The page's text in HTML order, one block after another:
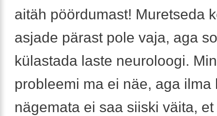
aitäh pöördumast! Muretseda
asjade pärast pole vaja, aga
külastada laste neuroloogi.
probleemi ma ei näe, aga ilma
nägemata ei saa siiski väita,